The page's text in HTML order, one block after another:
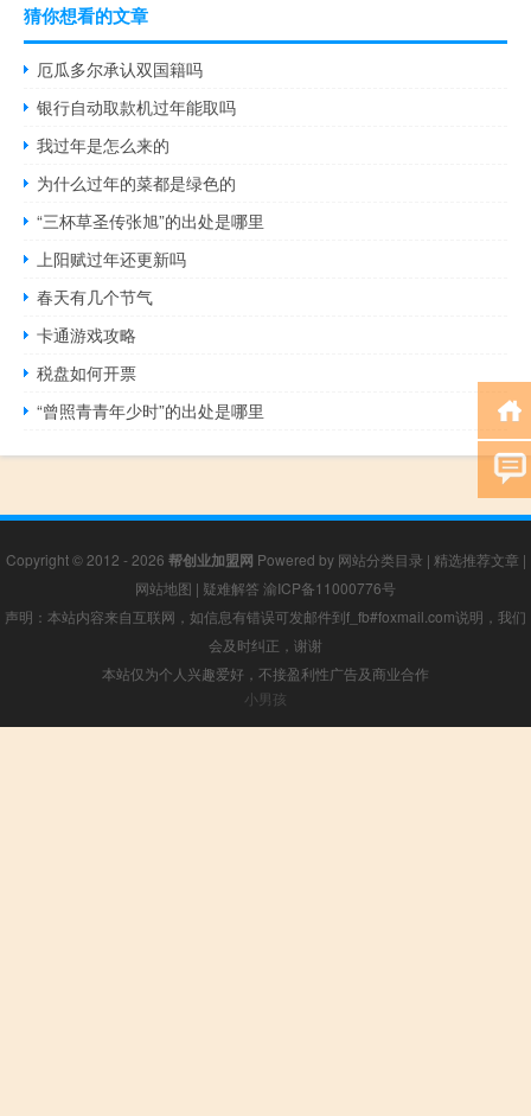
猜你想看的文章
厄瓜多尔承认双国籍吗
银行自动取款机过年能取吗
我过年是怎么来的
为什么过年的菜都是绿色的
“三杯草圣传张旭”的出处是哪里
上阳赋过年还更新吗
春天有几个节气
卡通游戏攻略
税盘如何开票
“曾照青青年少时”的出处是哪里
Copyright © 2012 - 2026 帮创业加盟网 Powered by 网站分类目录 | 精选推荐文章 |
网站地图 | 疑难解答 渝ICP备11000776号
声明：本站内容来自互联网，如信息有错误可发邮件到f_fb#foxmail.com说明，我们
会及时纠正，谢谢
本站仅为个人兴趣爱好，不接盈利性广告及商业合作
小男孩